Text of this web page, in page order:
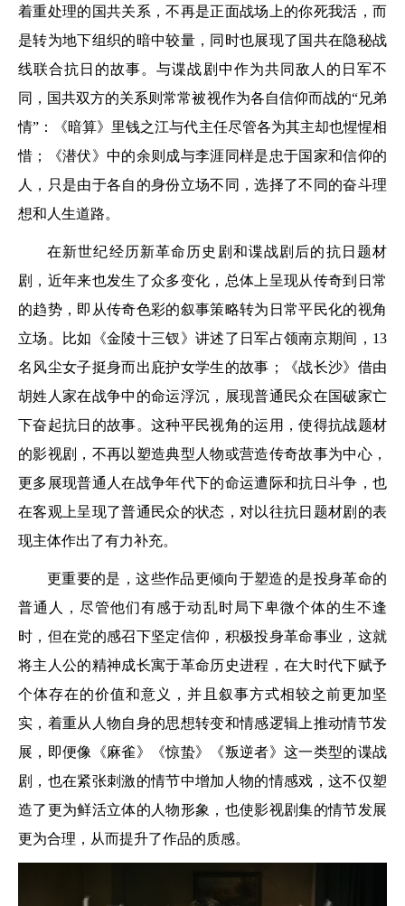
着重处理的国共关系，不再是正面战场上的你死我活，而
是转为地下组织的暗中较量，同时也展现了国共在隐秘战
线联合抗日的故事。与谍战剧中作为共同敌人的日军不
同，国共双方的关系则常常被视作为各自信仰而战的“兄弟
情”：《暗算》里钱之江与代主任尽管各为其主却也惺惺相
惜；《潜伏》中的余则成与李涯同样是忠于国家和信仰的
人，只是由于各自的身份立场不同，选择了不同的奋斗理
想和人生道路。
在新世纪经历新革命历史剧和谍战剧后的抗日题材
剧，近年来也发生了众多变化，总体上呈现从传奇到日常
的趋势，即从传奇色彩的叙事策略转为日常平民化的视角
立场。比如《金陵十三钗》讲述了日军占领南京期间，13
名风尘女子挺身而出庇护女学生的故事；《战长沙》借由
胡姓人家在战争中的命运浮沉，展现普通民众在国破家亡
下奋起抗日的故事。这种平民视角的运用，使得抗战题材
的影视剧，不再以塑造典型人物或营造传奇故事为中心，
更多展现普通人在战争年代下的命运遭际和抗日斗争，也
在客观上呈现了普通民众的状态，对以往抗日题材剧的表
现主体作出了有力补充。
更重要的是，这些作品更倾向于塑造的是投身革命的
普通人，尽管他们有感于动乱时局下卑微个体的生不逢
时，但在党的感召下坚定信仰，积极投身革命事业，这就
将主人公的精神成长寓于革命历史进程，在大时代下赋予
个体存在的价值和意义，并且叙事方式相较之前更加坚
实，着重从人物自身的思想转变和情感逻辑上推动情节发
展，即便像《麻雀》《惊蛰》《叛逆者》这一类型的谍战
剧，也在紧张刺激的情节中增加人物的情感戏，这不仅塑
造了更为鲜活立体的人物形象，也使影视剧集的情节发展
更为合理，从而提升了作品的质感。